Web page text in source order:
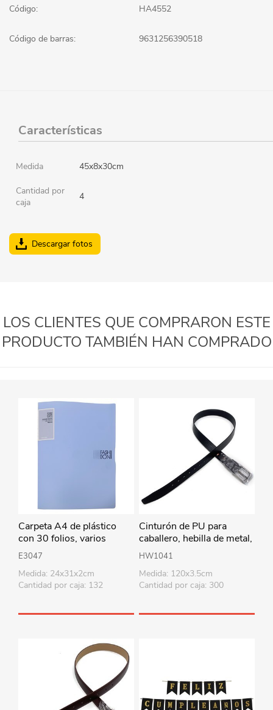
Código: HA4552
Código de barras: 9631256390518
Características
Medida 45x8x30cm
Cantidad por
caja
4
Descargar fotos
LOS CLIENTES QUE COMPRARON ESTE
PRODUCTO TAMBIÉN HAN COMPRADO
Carpeta A4 de plástico
con 30 folios, varios
colores
E3047
Medida: 24x31x2cm
Cantidad por caja: 132
Cinturón de PU para
caballero, hebilla de metal,
2 colores, en bolsa
HW1041
Medida: 120x3.5cm
Cantidad por caja: 300